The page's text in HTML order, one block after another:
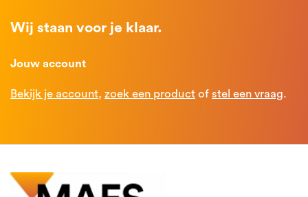
Wij staan voor je klaar.
Jouw account
Bekijk je account, zoek een product of stel een vraag.